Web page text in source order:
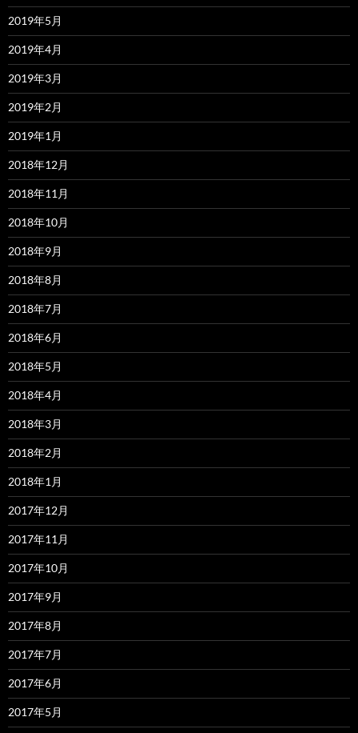
2019年5月
2019年4月
2019年3月
2019年2月
2019年1月
2018年12月
2018年11月
2018年10月
2018年9月
2018年8月
2018年7月
2018年6月
2018年5月
2018年4月
2018年3月
2018年2月
2018年1月
2017年12月
2017年11月
2017年10月
2017年9月
2017年8月
2017年7月
2017年6月
2017年5月